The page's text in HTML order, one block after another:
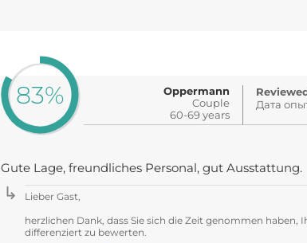
83%
Oppermann
Couple
60-69 years
Дата
Gute Lage, freundliches Personal, gut Ausstattung.
Lieber Gast,
herzlichen Dank, dass Sie sich die Zeit genommen haben,
differenziert zu bewerten.